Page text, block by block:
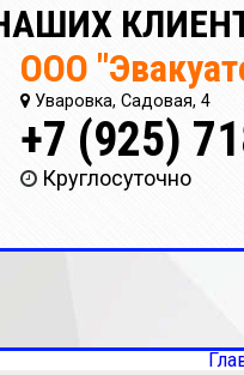
ООО
Уваровка, Садовая, 4
+7 (925)
Круглосуточно